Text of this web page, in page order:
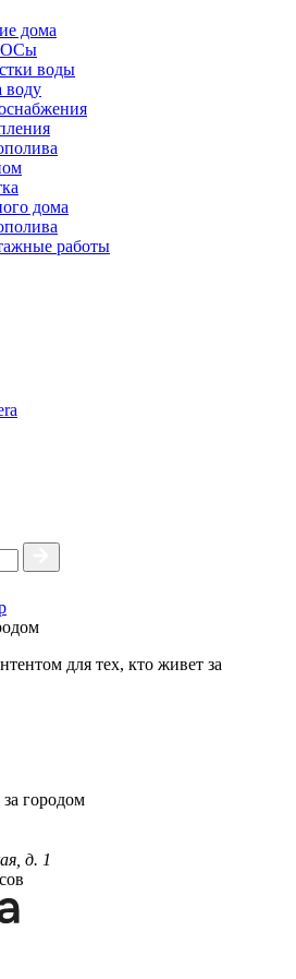
дома
воды
воду
дома
работы
для тех, кто живет за
городом
д. 1